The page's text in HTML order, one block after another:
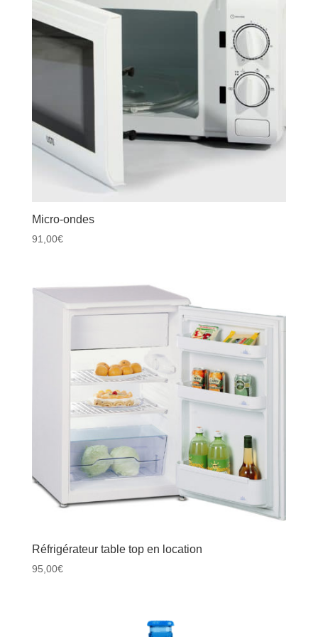
Micro-ondes
91,00€
Réfrigérateur table top en location
95,00€